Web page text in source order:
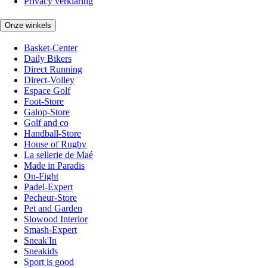
Onze winkels
Basket-Center
Daily Bikers
Direct Running
Direct-Volley
Espace Golf
Foot-Store
Galop-Store
Golf and co
Handball-Store
House of Rugby
La sellerie de Maé
Made in Paradis
On-Fight
Padel-Expert
Pecheur-Store
Pet and Garden
Slowood Interior
Smash-Expert
Sneak'In
Sneakids
Sport is good